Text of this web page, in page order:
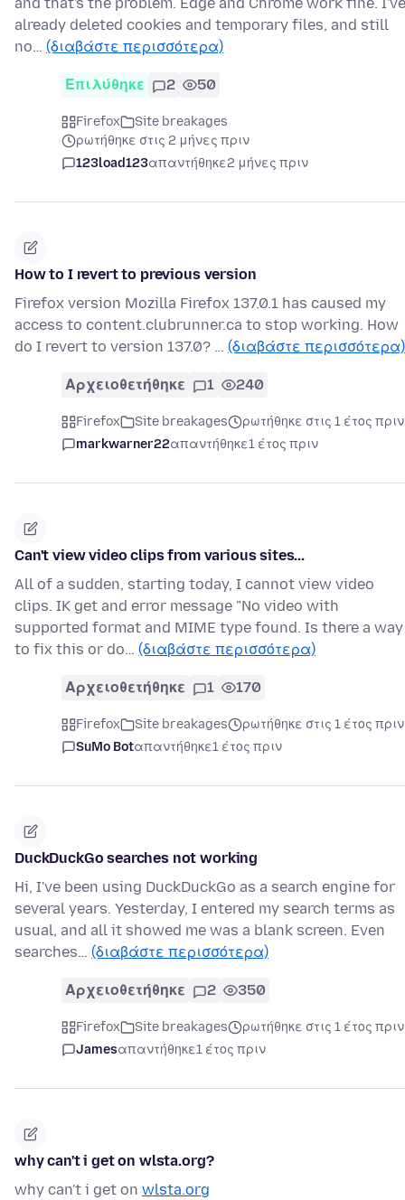
and that's the problem. Edge and Chrome work fine. I've
already deleted cookies and temporary files, and still
no… (διαβάστε περισσότερα)
Επιλύθηκε 2 50
Firefox
Site breakages
ρωτήθηκε στις 2 μήνες πριν
123load123απαντήθηκε2 μήνες πριν
How to I revert to previous version
Firefox version Mozilla Firefox 137.0.1 has caused my
access to content.clubrunner.ca to stop working. How
do I revert to version 137.0? … (διαβάστε περισσότερα)
Αρχειοθετήθηκε 1 240
Firefox Site breakages
ρωτήθηκε στις 1 έτος πριν
markwarner22απαντήθηκε1 έτος πριν
Can't view video clips from various sites...
All of a sudden, starting today, I cannot view video
clips. IK get and error message "No video with
supported format and MIME type found. Is there a way
to fix this or do… (διαβάστε περισσότερα)
Αρχειοθετήθηκε 1 170
Firefox Site breakages
ρωτήθηκε στις 1 έτος πριν
SuMo Botαπαντήθηκε1 έτος πριν
DuckDuckGo searches not working
Hi, I've been using DuckDuckGo as a search engine for
several years. Yesterday, I entered my search terms as
usual, and all it showed me was a blank screen. Even
searches… (διαβάστε περισσότερα)
Αρχειοθετήθηκε 2 350
Firefox Site breakages
ρωτήθηκε στις 1 έτος πριν
Jamesαπαντήθηκε1 έτος πριν
why can't i get on wlsta.org?
why can't i get on wlsta.org